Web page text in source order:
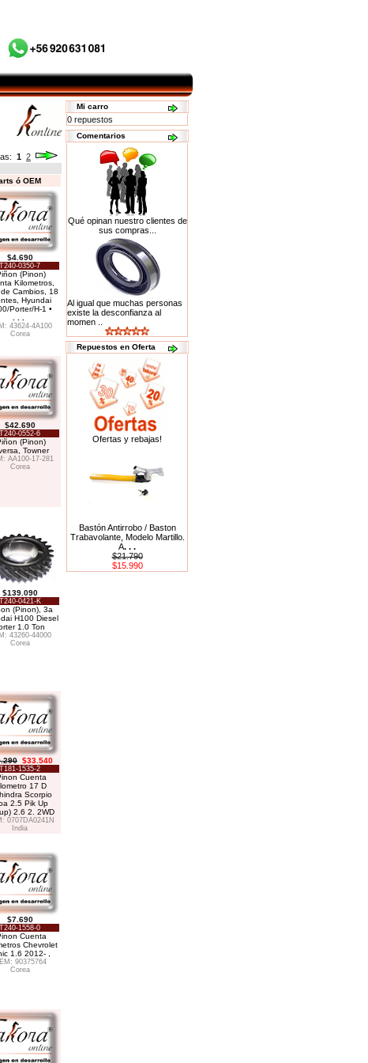
1 2
ó OEM
$4.690
T240-0350-7
(Pinon)
Kilometros,
Cambios, 18
Hyundai
Porter/H-1 •
43624-4A100
Corea
$42.690
T240-0552-6
(Pinon)
Towner
AA100-17-281
Corea
$139.090
T240-0421-K
(Pinon), 3a
H100 Diesel
1.0 Ton
43260-44000
Corea
$33.540
T181-1535-2
Cuenta
17 D
Scorpio
2.5 Pik Up
2.6 2. 2WD
0707DA0241N
India
$7.690
T240-1558-0
Cuenta
Chevrolet
1.6 2012- ,
90375764
Corea
Mi carro
0 repuestos
Comentarios
Qué opinan nuestro clientes de
sus compras...
Al igual que muchas personas
existe la desconfianza al
momen ..
Repuestos en Oferta
Ofertas y rebajas!
Bastón Antirrobo / Baston
Trabavolante, Modelo Martillo.
A. . .
$21.790
$15.990